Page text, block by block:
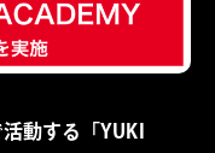
動する「YUKI